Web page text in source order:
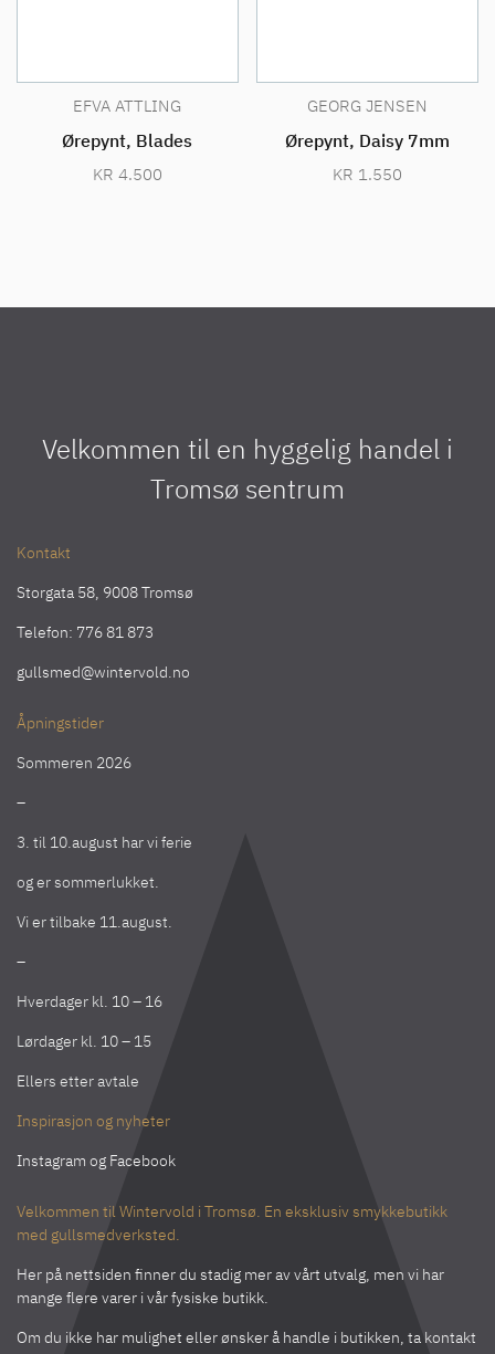
EFVA ATTLING
Ørepynt, Blades
KR 4.500
GEORG JENSEN
Ørepynt, Daisy 7mm
KR 1.550
Velkommen til en hyggelig handel i
Tromsø sentrum
Kontakt
Storgata 58, 9008 Tromsø
Telefon: 776 81 873
gullsmed@wintervold.no
Åpningstider
Sommeren 2026
–
3. til 10.august har vi ferie
og er sommerlukket.
Vi er tilbake 11.august.
–
Hverdager kl. 10 – 16
Lørdager kl. 10 – 15
Ellers etter avtale
Inspirasjon og nyheter
Instagram og Facebook
Velkommen til Wintervold i Tromsø. En eksklusiv smykkebutikk
med gullsmedverksted.
Her på nettsiden finner du stadig mer av vårt utvalg, men vi har
mange flere varer i vår fysiske butikk.
Om du ikke har mulighet eller ønsker å handle i butikken, ta kontakt